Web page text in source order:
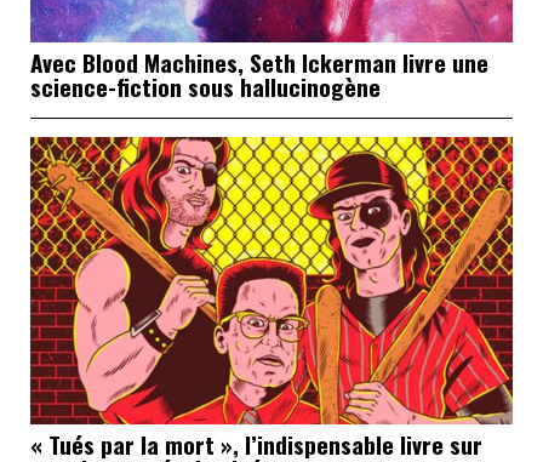
Avec Blood Machines, Seth Ickerman livre une
science-fiction sous hallucinogène
« Tués par la mort », l’indispensable livre sur